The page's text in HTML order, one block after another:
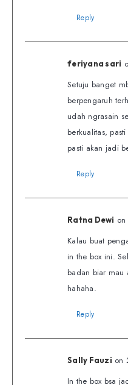
Reply
feriyana sari
Setuju banget
berpengaruh
udah ngrasain
berkualitas,
pasti akan jadi
Reply
Ratna Dewi
Kalau buat
in the box ini.
badan biar mau
hahaha.
Reply
Sally Fauzi on
In the box bsa